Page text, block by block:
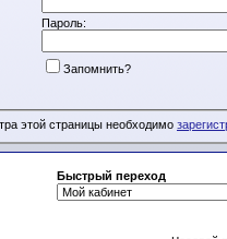
Пароль:
Запомнить?
этой страницы необходимо
Быстрый переход